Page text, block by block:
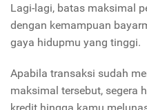
Lagi-lagi, batas maksimal
dengan kemampuan
gaya hidupmu yang tinggi.
Apabila transaksi sudah
maksimal tersebut, segera
kredit hingga kamu